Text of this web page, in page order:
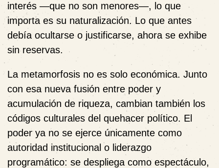
interés —que no son menores—, lo que
importa es su naturalización. Lo que antes
debía ocultarse o justificarse, ahora se exhibe
sin reservas.
La metamorfosis no es solo económica. Junto
con esa nueva fusión entre poder y
acumulación de riqueza, cambian también los
códigos culturales del quehacer político. El
poder ya no se ejerce únicamente como
autoridad institucional o liderazgo
programático: se despliega como espectáculo,